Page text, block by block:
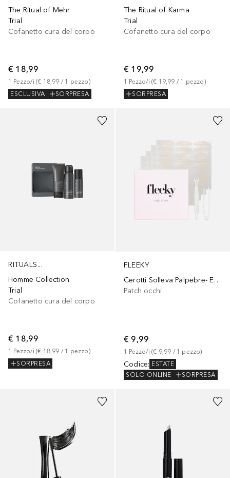
The Ritual of Mehr
Trial
Cofanetto cura del corpo
€ 18,99
1 Pezzo/i (€ 18,99 / 1 pezzo)
ESCLUSIVA
SORPRESA
The Ritual of Karma
Trial
Cofanetto cura del corpo
€ 19,99
1 Pezzo/i (€ 19,99 / 1 pezzo)
SORPRESA
RITUALS...
Homme Collection
Trial
Cofanetto cura del corpo
€ 18,99
1 Pezzo/i (€ 18,99 / 1 pezzo)
SORPRESA
FLEEKY
Cerotti Solleva Palpebre- Effetto lifting per palpebre cadenti
Patch occhi
€ 9,99
1 Pezzo/i (€ 9,99 / 1 pezzo)
Codice: ESTATE
SOLO ONLINE
SORPRESA